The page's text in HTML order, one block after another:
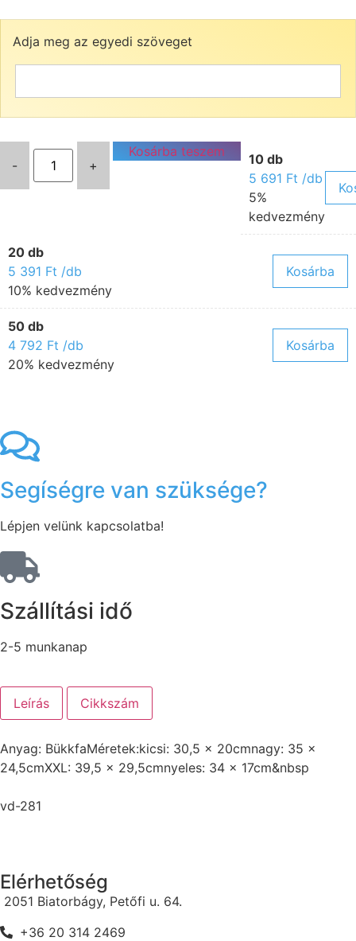
Adja meg az egyedi szöveget
- +
Kosárba teszem
10 db
5 691 Ft /db
5%
kedvezmény
20 db
5 391 Ft /db
10% kedvezmény
Kosárba
50 db
4 792 Ft /db
20% kedvezmény
Kosárba
Segíségre van szüksége?
Lépjen velünk kapcsolatba!
Szállítási idő
2-5 munkanap
Leírás Cikkszám
Anyag: BükkfaMéretek:kicsi: 30,5 x 20cmnagy: 35 x
24,5cmXXL: 39,5 x 29,5cmnyeles: 34 x 17cm&nbsp
vd-281
Elérhetőség
2051 Biatorbágy, Petőfi u. 64.
+36 20 314 2469